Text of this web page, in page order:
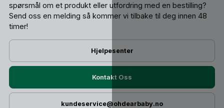
spørsmål om et produkt eller utfordring med en bestilling?
Send oss ​​en melding så kommer vi tilbake til deg innen 48
timer!
Hjelpesenter
Kontakt Oss
kundeservice@ohdearbaby.no